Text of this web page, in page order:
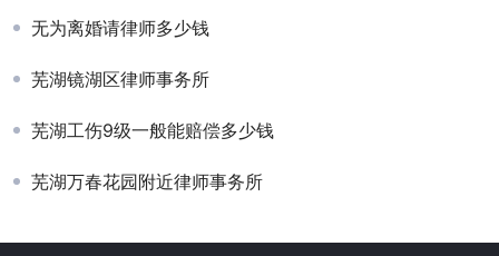
无为离婚请律师多少钱
芜湖镜湖区律师事务所
芜湖工伤9级一般能赔偿多少钱
芜湖万春花园附近律师事务所